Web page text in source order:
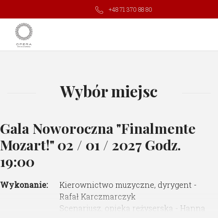
+48 71 370 88 80
Wybór miejsc
Gala Noworoczna "Finalmente
Mozart!" 02 / 01 / 2027 Godz.
19:00
Wykonanie:
Kierownictwo muzyczne, dyrygent -
Rafał Karczmarczyk
Scenariusz, opieka reżyserska - Hanna